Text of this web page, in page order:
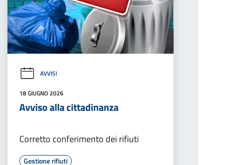
AVVISI
18 GIUGNO 2026
Avviso alla cittadinanza
Corretto conferimento dei rifiuti
Gestione rifiuti